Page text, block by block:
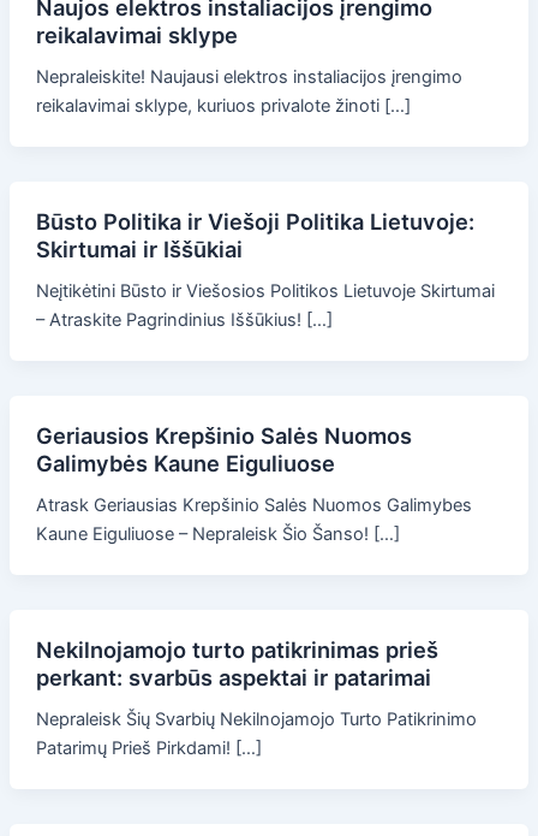
Naujos elektros instaliacijos įrengimo
reikalavimai sklype
Nepraleiskite! Naujausi elektros instaliacijos įrengimo
reikalavimai sklype, kuriuos privalote žinoti […]
Būsto Politika ir Viešoji Politika Lietuvoje:
Skirtumai ir Iššūkiai
Neįtikėtini Būsto ir Viešosios Politikos Lietuvoje Skirtumai
– Atraskite Pagrindinius Iššūkius! […]
Geriausios Krepšinio Salės Nuomos
Galimybės Kaune Eiguliuose
Atrask Geriausias Krepšinio Salės Nuomos Galimybes
Kaune Eiguliuose – Nepraleisk Šio Šanso! […]
Nekilnojamojo turto patikrinimas prieš
perkant: svarbūs aspektai ir patarimai
Nepraleisk Šių Svarbių Nekilnojamojo Turto Patikrinimo
Patarimų Prieš Pirkdami! […]